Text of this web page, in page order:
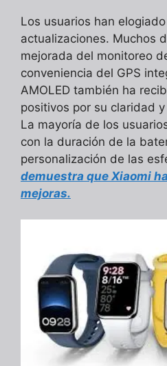
Los usuarios han
actualizaciones. Muchos
mejorada del monitoreo
conveniencia del GPS
AMOLED también ha
positivos por su claridad
La mayoría de los
con la duración de la
personalización de las
demuestra que Xiaomi
mejoras.